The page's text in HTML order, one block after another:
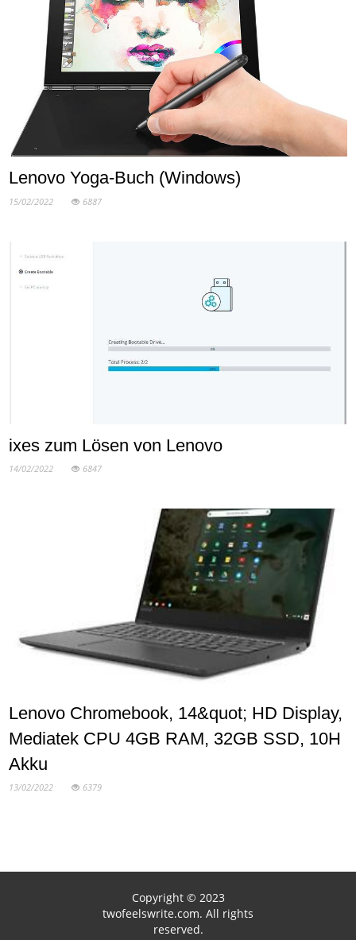
Lenovo Yoga-Buch (Windows)
15/02/2022 6887
ixes zum Lösen von Lenovo
14/02/2022 6847
Lenovo Chromebook, 14&quot; HD Display,
Mediatek CPU 4GB RAM, 32GB SSD, 10H
Akku
13/02/2022 6379
Copyright © 2023
twofeelswrite.com. All rights
reserved.